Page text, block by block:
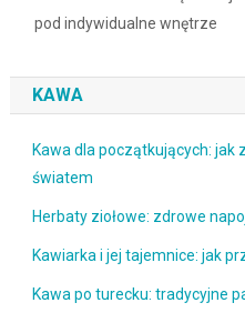
pod indywidualne wnętrze
KAWA
Kawa dla początkujących:
światem
Herbaty ziołowe: zdrowe
Kawiarka i jej tajemnice: jak
Kawa po turecku: tradycyjne